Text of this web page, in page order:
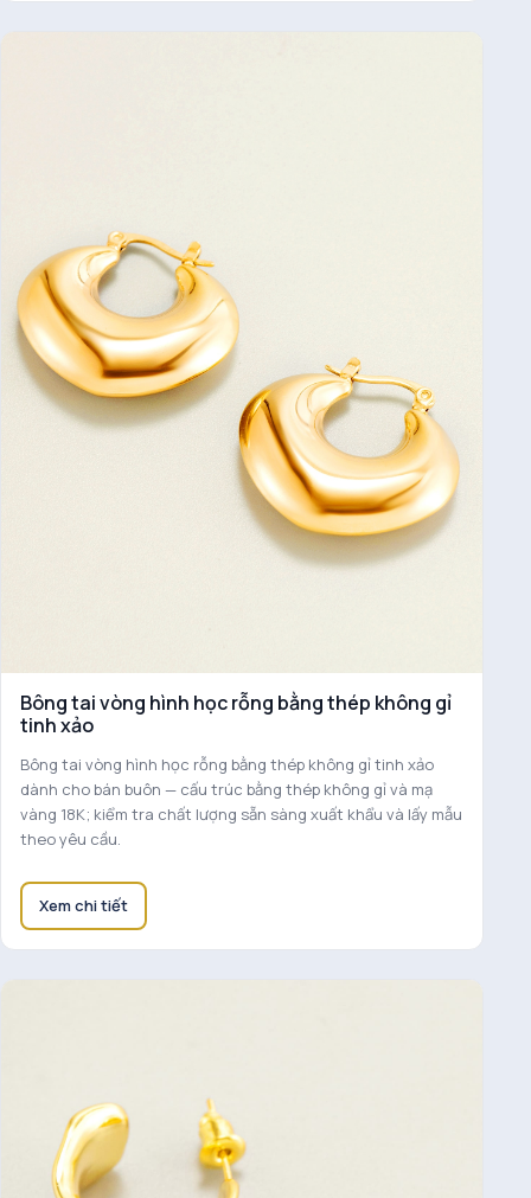
Bông tai vòng hình học rỗng bằng thép không gỉ
tinh xảo
Bông tai vòng hình học rỗng bằng thép không gỉ tinh xảo
dành cho bán buôn — cấu trúc bằng thép không gỉ và mạ
vàng 18K; kiểm tra chất lượng sẵn sàng xuất khẩu và lấy mẫu
theo yêu cầu.
Xem chi tiết